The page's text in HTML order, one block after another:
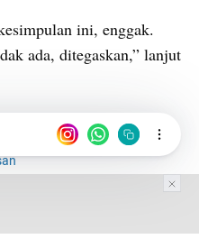
ini, enggak.
ada, ditegaskan,” lanjut
News